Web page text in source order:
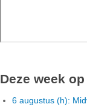
Deze week
6 augustus (h):